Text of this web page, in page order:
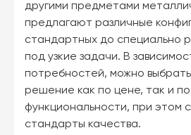
другими предметами
предлагают различные
стандартных до специально
под узкие задачи. В
потребностей, можно
решение как по цене, так и по
функциональности, при этом
стандарты качества.